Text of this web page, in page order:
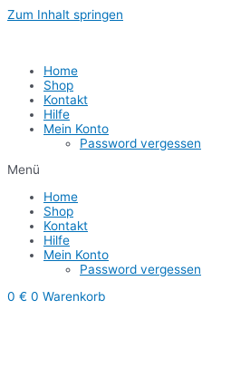
Zum Inhalt springen
Home
Shop
Kontakt
Hilfe
Mein Konto
Password vergessen
Menü
Home
Shop
Kontakt
Hilfe
Mein Konto
Password vergessen
0 € 0 Warenkorb